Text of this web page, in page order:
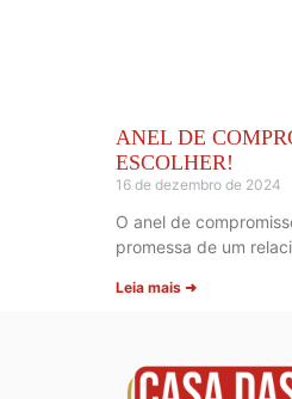
ANEL DE
ESCOLHER!
16 de dezembro de 2024
O anel de
promessa de um
Leia mais ➜